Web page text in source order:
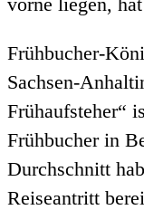
Frühbucher-
Sachsen-
Frühaufsteher“
Frühbucher in
Durchschnitt
Reiseantritt